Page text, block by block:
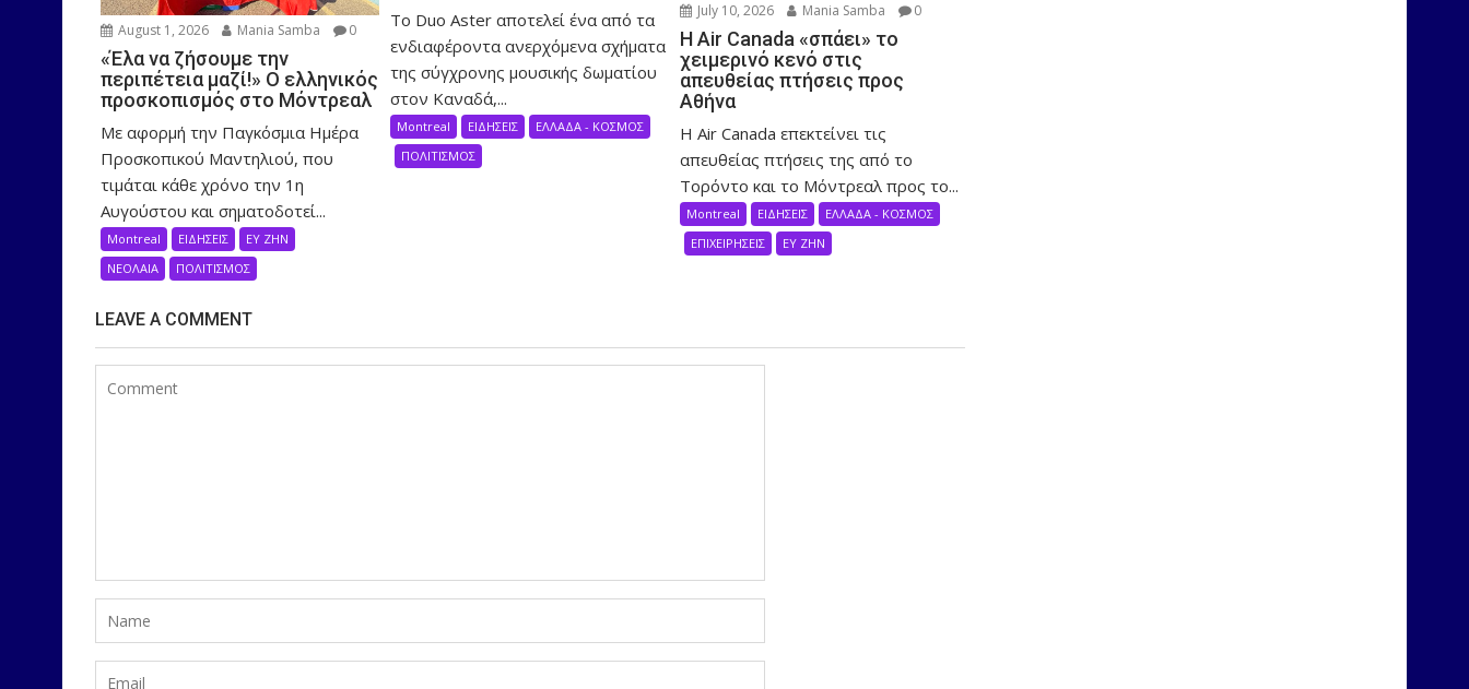
August 1, 2026 Mania Samba 0
«Έλα να ζήσουμε την
περιπέτεια μαζί!» Ο ελληνικός
προσκοπισμός στο Μόντρεαλ
Με αφορμή την Παγκόσμια Ημέρα
Προσκοπικού Μαντηλιού, που
τιμάται κάθε χρόνο την 1η
Αυγούστου και σηματοδοτεί...
Montreal ΕΙΔΗΣΕΙΣ
ΕΥ ΖΗΝ
ΝΕΟΛΑΙΑ
ΠΟΛΙΤΙΣΜΟΣ
Το Duo Aster αποτελεί ένα από τα
ενδιαφέροντα ανερχόμενα σχήματα
της σύγχρονης μουσικής δωματίου
στον Καναδά,...
Montreal ΕΙΔΗΣΕΙΣ
ΕΛΛΑΔΑ - ΚΟΣΜΟΣ
ΠΟΛΙΤΙΣΜΟΣ
July 10, 2026 Mania Samba 0
Η Air Canada «σπάει» το
χειμερινό κενό στις
απευθείας πτήσεις προς
Αθήνα
Η Air Canada επεκτείνει τις
απευθείας πτήσεις της από το
Τορόντο και το Μόντρεαλ προς το...
Montreal ΕΙΔΗΣΕΙΣ
ΕΛΛΑΔΑ - ΚΟΣΜΟΣ
ΕΠΙΧΕΙΡΗΣΕΙΣ
ΕΥ ΖΗΝ
LEAVE A COMMENT